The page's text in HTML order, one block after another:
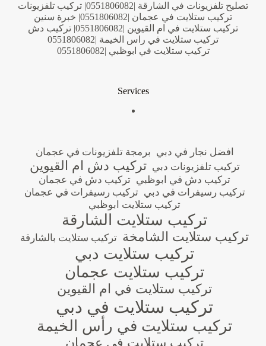
تصليح تلفزيونات في الشارقة |0551806082| تركيب تلفزيونات
تركيب ستلايت في عجمان |0551806082| خبرة سنين
تركيب ستلايت في ام القيوين |0551806082| تركيب دش
تركيب ستلايت في راس الخيمة |0551806082
تركيب ستلايت في ابوظبي |0551806082
Services
افضل نجار في دبي برمجة تلفزيونات في عجمان
تركيب تلفزيونات دبي تركيب دش ام القيوين
تركيب دش في ابوظبي تركيب دش في عجمان
تركيب رسيفرات في دبي تركيب رسيفرات في عجمان
تركيب ستلايت ابوظبي
تركيب ستلايت الشارقة
تركيب ستلايت الشامخة تركيب ستلايت بالشارقة
تركيب ستلايت دبي
تركيب ستلايت عجمان
تركيب ستلايت في ام القيوين
تركيب ستلايت في دبي
تركيب ستلايت في رأس الخيمة
تركيب ستلايت في عجمان